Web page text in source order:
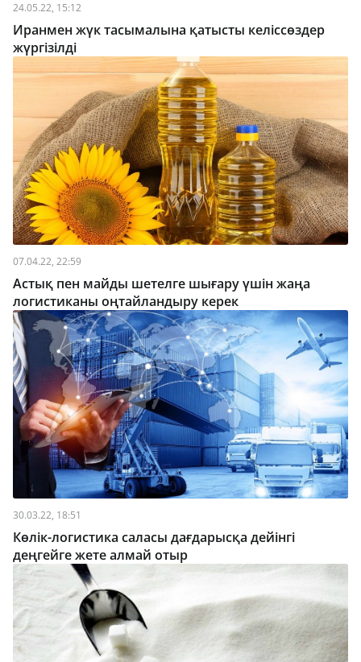
24.05.22, 15:12
Иранмен жүк тасымалына қатысты келіссөздер
жүргізілді
07.04.22, 22:59
Астық пен майды шетелге шығару үшін жаңа
логистиканы оңтайландыру керек
30.03.22, 18:51
Көлік-логистика саласы дағдарысқа дейінгі
деңгейге жете алмай отыр